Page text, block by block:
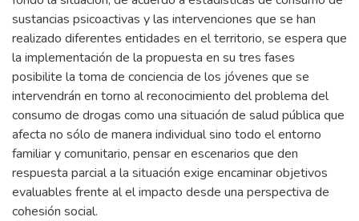
sustancias psicoactivas y las intervenciones que se han
realizado diferentes entidades en el territorio, se espera que
la implementación de la propuesta en su tres fases
posibilite la toma de conciencia de los jóvenes que se
intervendrán en torno al reconocimiento del problema del
consumo de drogas como una situación de salud pública que
afecta no sólo de manera individual sino todo el entorno
familiar y comunitario, pensar en escenarios que den
respuesta parcial a la situación exige encaminar objetivos
evaluables frente al el impacto desde una perspectiva de
cohesión social.